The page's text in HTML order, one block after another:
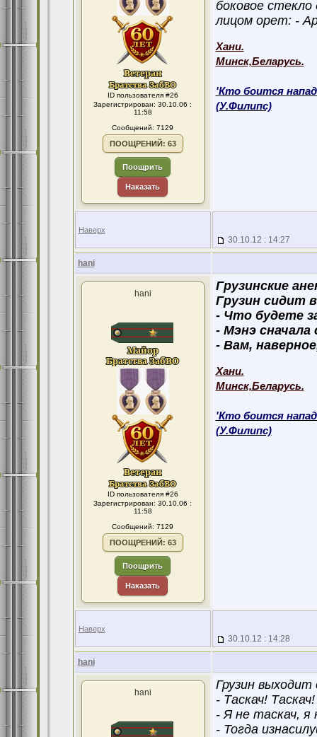
ID пользователя #26
Зарегистрирован: 30.10.06 :
11:58
Сообщений: 7129
ПООЩРЕНИЙ: 63
Поощрить
Наказать
боковое
лицом орет: -
Хани.
Минск,Беларусь.
'Кто боится
(У.Филипс)
Наверх
30.10.12 : 14:27
hani
hani
ID пользователя #26
Зарегистрирован: 30.10.06 :
11:58
Сообщений: 7129
ПООЩРЕНИЙ: 63
Поощрить
Наказать
Грузинские
Грузин сидит
- Что будете
- Мэнэ сначала
- Вам,
Хани.
Минск,Беларусь.
'Кто боится
(У.Филипс)
Наверх
30.10.12 : 14:28
hani
hani
Грузин выходит
- Таскач! Таскач!
- Я не таскач, я
- Тогда